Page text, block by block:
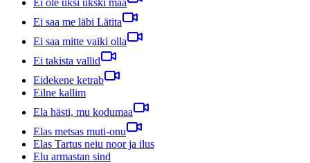
Ei saa me läbi Lätita
Ei saa mitte vaiki olla
Ei takista vallid
Eidekene ketrab
Eilne kallim
Ela hästi, mu kodumaa
Elas metsas muti-onu
Elas Tartus neiu noor ja ilus
Elu armastan sind